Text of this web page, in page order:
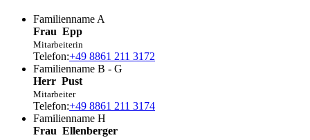
Familienname A
Frau Epp
Mitarbeiterin
Telefon:+49 8861 211 3172
Familienname B - G
Herr Pust
Mitarbeiter
Telefon:+49 8861 211 3174
Familienname H
Frau Ellenberger